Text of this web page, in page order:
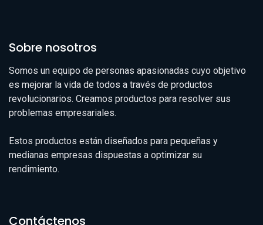
Sobre nosotros
Somos un equipo de personas apasionadas cuyo objetivo
es mejorar la vida de todos a través de productos
revolucionarios. Creamos productos para resolver sus
problemas empresariales.
Estos productos están diseñados para pequeñas y
medianas empresas dispuestas a optimizar su
rendimiento.
Contáctenos